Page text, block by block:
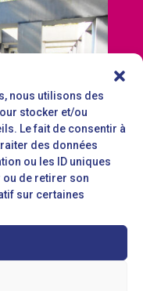
nous utilisons des
stocker et/ou
Le fait de consentir à
des données
ou les ID uniques
ou de retirer son
sur certaines
DE